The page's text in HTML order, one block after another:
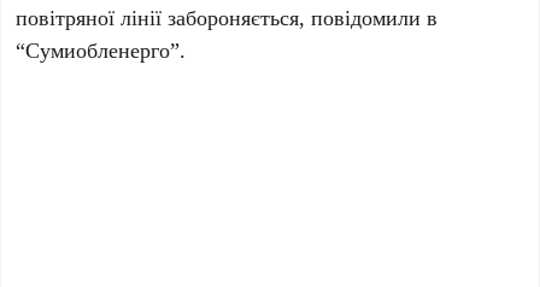
повітряної лінії забороняється, повідомили в
“Сумиобленерго”.